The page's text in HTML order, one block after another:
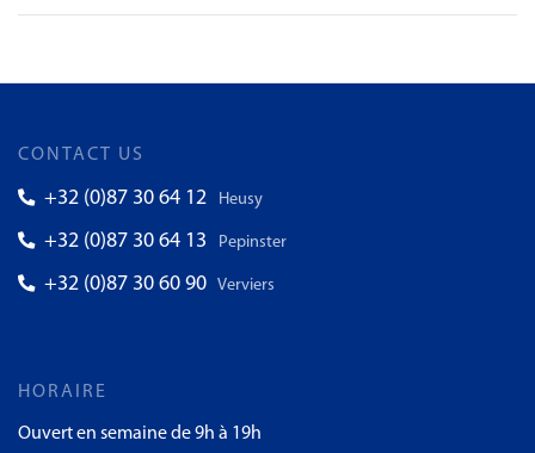
CONTACT US
+32 (0)87 30 64 12 Heusy
+32 (0)87 30 64 13 Pepinster
+32 (0)87 30 60 90 Verviers
HORAIRE
Ouvert en semaine de 9h à 19h